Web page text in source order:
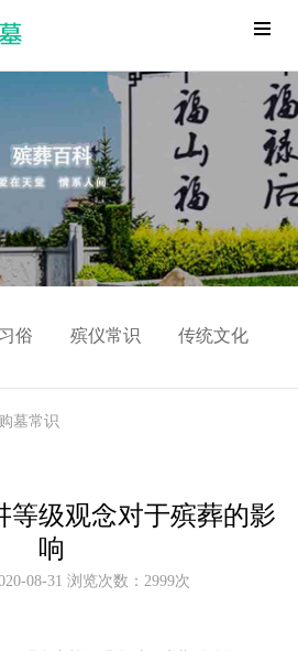
俗 殡仪常识 传统文化
购墓常识
等级观念对于殡葬的影
响
08-31 浏览次数：2999次